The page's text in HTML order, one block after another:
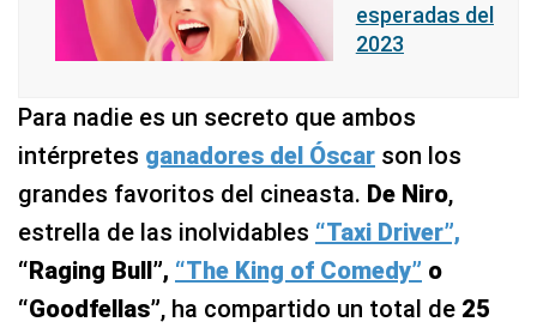
esperadas del
2023
Para nadie es un secreto que ambos
intérpretes ganadores del Óscar son los
grandes favoritos del cineasta. De Niro,
estrella de las inolvidables “Taxi Driver”,
“Raging Bull”, “The King of Comedy” o
“Goodfellas”, ha compartido un total de 25